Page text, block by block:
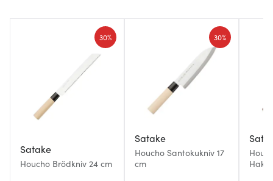
Satake
Houcho Brödkniv 24 cm
30%
Satake
Houcho Santokukniv 17
cm
30%